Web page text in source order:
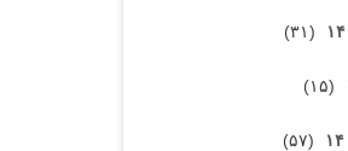
(۳۱)
(۱۵)
(۵۷)